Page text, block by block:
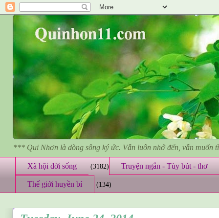
*** Qui Nhơn là dòng sông ký ức. Vẫn luôn nhớ đến, vẫn muốn
Xã hội đời sống (3182) Truyện ngắn - Tùy bút - thơ
Thế giới huyền bí (134)